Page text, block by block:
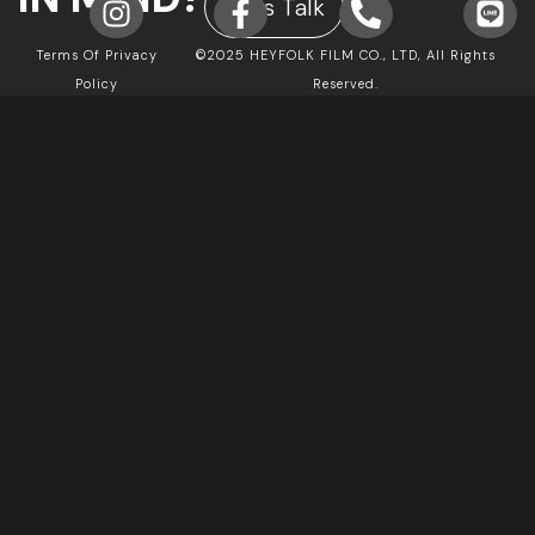
Let's Talk
©2025 HEYFOLK FILM CO., LTD, All Rights
Reserved.
Terms Of Privacy
Policy